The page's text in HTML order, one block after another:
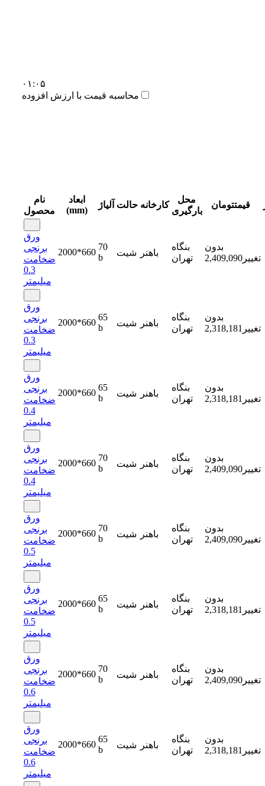
۰۱:۰۵
محاسبه قیمت با ارزش افزوده
نام
محصول
ابعاد
(mm)
آلیاژ حالت کارخانه
محل
بارگیری
قیمتتومان
ورق
برنجی
ضخامت
0.3
میلیمتر
2000*660
70
b
شیت باهنر
بنگاه
تهران
بدون
تغییر2,409,090
ورق
برنجی
ضخامت
0.3
میلیمتر
2000*660
65
b
شیت باهنر
بنگاه
تهران
بدون
تغییر 2,318,181
ورق
برنجی
ضخامت
0.4
میلیمتر
2000*660
65
b
شیت باهنر
بنگاه
تهران
بدون
تغییر 2,318,181
ورق
برنجی
ضخامت
0.4
میلیمتر
2000*660
70
b
شیت باهنر
بنگاه
تهران
بدون
تغییر2,409,090
ورق
برنجی
ضخامت
0.5
میلیمتر
2000*660
70
b
شیت باهنر
بنگاه
تهران
بدون
تغییر2,409,090
ورق
برنجی
ضخامت
0.5
میلیمتر
2000*660
65
b
شیت باهنر
بنگاه
تهران
بدون
تغییر 2,318,181
ورق
برنجی
ضخامت
0.6
میلیمتر
2000*660
70
b
شیت باهنر
بنگاه
تهران
بدون
تغییر2,409,090
ورق
برنجی
ضخامت
0.6
میلیمتر
2000*660
65
b
شیت باهنر
بنگاه
تهران
بدون
تغییر 2,318,181